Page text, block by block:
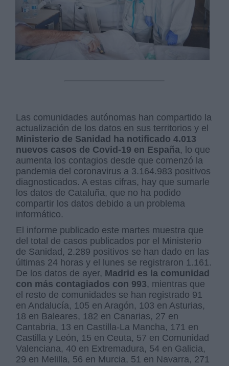
Las comunidades autónomas han compartido la
actualización de los datos en sus territorios y el
Ministerio de Sanidad ha notificado 4.013
nuevos casos de Covid-19 en España, lo que
aumenta los contagios desde que comenzó la
pandemia del coronavirus a 3.164.983 positivos
diagnosticados. A estas cifras, hay que sumarle
los datos de Cataluña, que no ha podido
compartir los datos debido a un problema
informático.
El informe publicado este martes muestra que
del total de casos publicados por el Ministerio
de Sanidad, 2.289 positivos se han dado en las
últimas 24 horas y el lunes se registraron 1.161.
De los datos de ayer, Madrid es la comunidad
con más contagiados con 993, mientras que
el resto de comunidades se han registrado 91
en Andalucía, 105 en Aragón, 103 en Asturias,
18 en Baleares, 182 en Canarias, 27 en
Cantabria, 13 en Castilla-La Mancha, 171 en
Castilla y León, 15 en Ceuta, 57 en Comunidad
Valenciana, 40 en Extremadura, 54 en Galicia,
29 en Melilla, 56 en Murcia, 51 en Navarra, 271